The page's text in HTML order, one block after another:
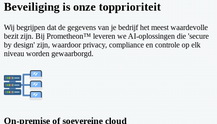
Beveiliging is onze topprioriteit
Wij begrijpen dat de gegevens van je bedrijf het meest waardevolle
bezit zijn. Bij Prometheon™ leveren we AI-oplossingen die 'secure
by design' zijn, waardoor privacy, compliance en controle op elk
niveau worden gewaarborgd.
On-premise of soevereine cloud